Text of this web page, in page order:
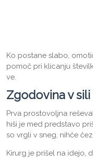
Ko postane slabo,
pomoč pri klicanju
ve.
Zgodovina v sili
Prva prostovoljna
hiši je med predstavo
so vrgli v sneg, nihče
Kirurg je prišel na idejo,